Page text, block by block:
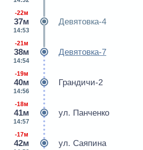
-22м
37м
14:53
Девятовка-4
-21м
38м
14:54
Девятовка-7
-19м
40м
14:56
Грандичи-2
-18м
41м
14:57
ул. Панченко
-17м
42м ул. Саяпина